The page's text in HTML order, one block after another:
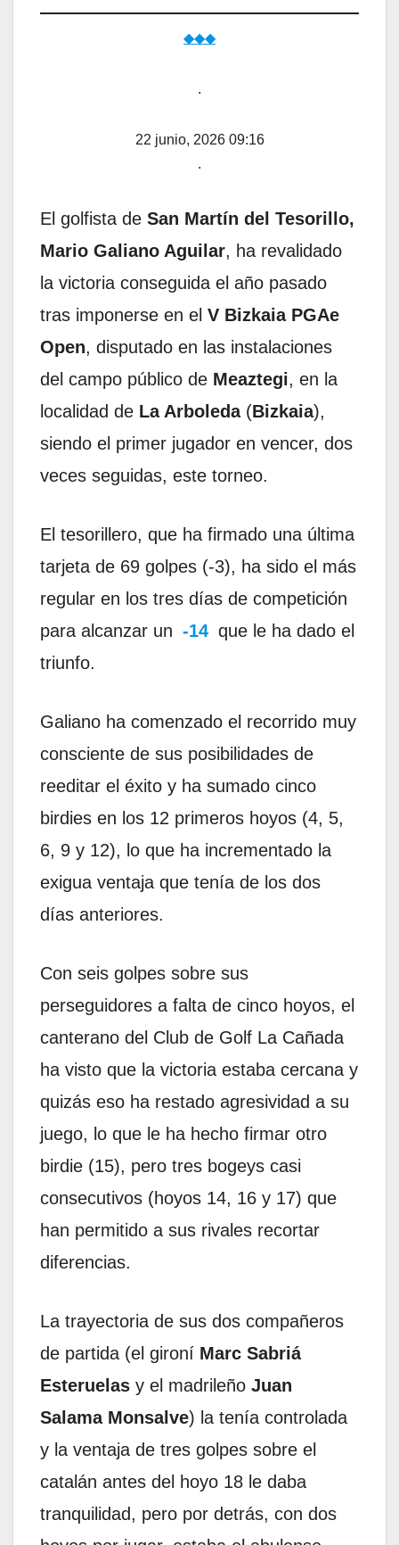
◆◆◆
.
22 junio, 2026 09:16
.
El golfista de San Martín del Tesorillo,
Mario Galiano Aguilar, ha revalidado
la victoria conseguida el año pasado
tras imponerse en el V Bizkaia PGAe
Open, disputado en las instalaciones
del campo público de Meaztegi, en la
localidad de La Arboleda(Bizkaia),
siendo el primer jugador en vencer, dos
veces seguidas, este torneo.
El tesorillero, que ha firmado una última
tarjeta de 69 golpes (-3), ha sido el más
regular en los tres días de competición
para alcanzar un -14 que le ha dado el
triunfo.
Galiano ha comenzado el recorrido muy
consciente de sus posibilidades de
reeditar el éxito y ha sumado cinco
birdies en los 12 primeros hoyos (4, 5,
6, 9 y 12), lo que ha incrementado la
exigua ventaja que tenía de los dos
días anteriores.
Con seis golpes sobre sus
perseguidores a falta de cinco hoyos, el
canterano del Club de Golf La Cañada
ha visto que la victoria estaba cercana y
quizás eso ha restado agresividad a su
juego, lo que le ha hecho firmar otro
birdie (15), pero tres bogeys casi
consecutivos (hoyos 14, 16 y 17) que
han permitido a sus rivales recortar
diferencias.
La trayectoria de sus dos compañeros
de partida (el gironí Marc Sabriá
Esteruelas y el madrileño Juan
Salama Monsalve) la tenía controlada
y la ventaja de tres golpes sobre el
catalán antes del hoyo 18 le daba
tranquilidad, pero por detrás, con dos